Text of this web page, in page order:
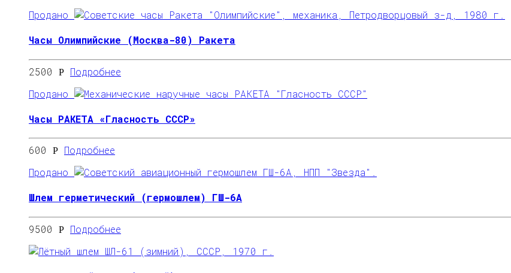
Продано
Часы Олимпийские (Москва-80) Ракета
2500 Р
Подробнее
Продано
Часы РАКЕТА «Гласность СССР»
600 Р
Подробнее
Продано
Шлем герметический (гермошлем) ГШ-6А
9500 Р Подробнее